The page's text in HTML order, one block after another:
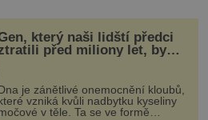
který naši lidští předci
před miliony let, by
pomoci s léčbou
králů“
je zánětlivé onemocnění kloubů,
vzniká kvůli nadbytku kyseliny
v těle. Ta se ve formě